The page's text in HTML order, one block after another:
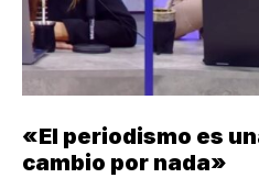
«El periodismo es
cambio por nada»